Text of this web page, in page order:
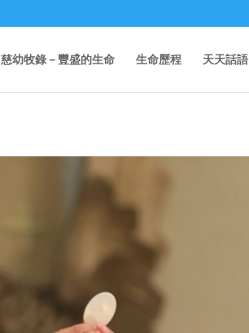
慈幼牧錄－豐盛的生命 生命歷程 天天話語